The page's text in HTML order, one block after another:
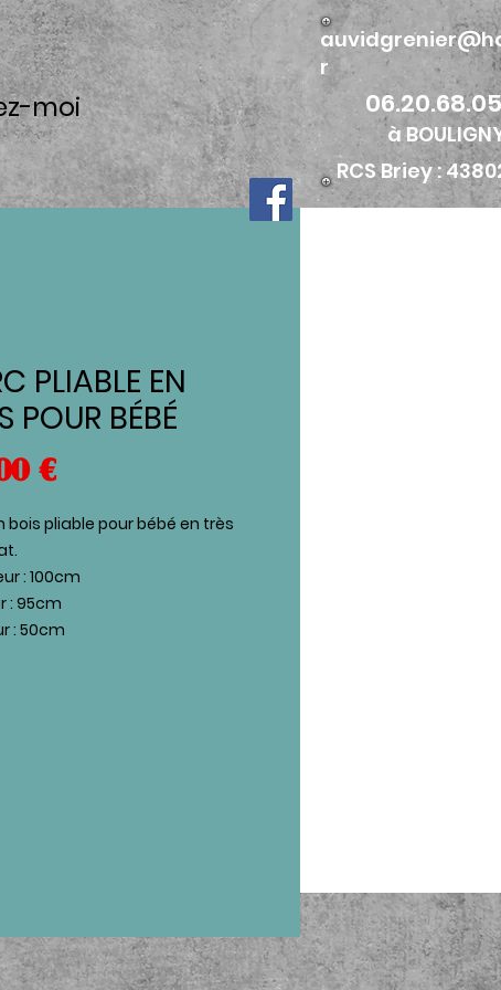
moi
r
à
RCS Briey :
PLIABLE EN
POUR BÉBÉ
€Prix
bois pliable pour bébé en très
: 100cm
: 95cm
: 50cm